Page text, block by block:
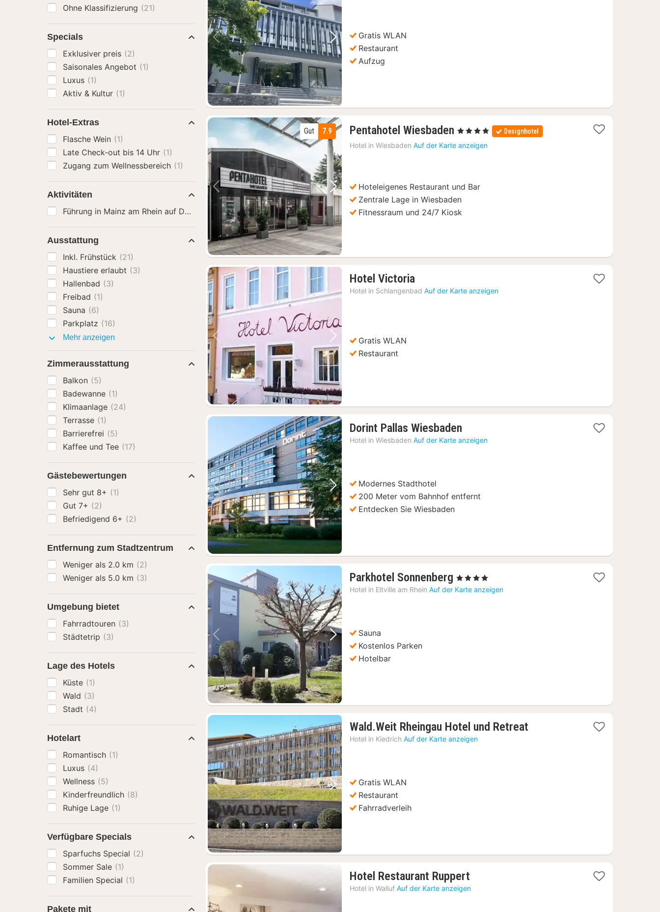
Vorheriges Bild Nächstes Bild
Gratis WLAN
Restaurant
Aufzug
Vorheriges Bild Nächstes Bild
7.9
Gut Pentahotel Wiesbaden 1
Nacht
ab
, 4 Sterne Designhotel
Hotel in Wiesbaden Auf der Karte anzeigen
Hoteleigenes Restaurant und Bar
Zentrale Lage in Wiesbaden
Fitnessraum und 24/7 Kiosk
Vorheriges Bild Nächstes Bild
Hotel Victoria
Nacht
Hotel in Schlangenbad Auf der Karte anzeigen
Gratis WLAN
Restaurant
Vorheriges Bild Nächstes Bild
Dorint Pallas Wiesbaden
Nacht
Hotel in Wiesbaden Auf der Karte anzeigen
Modernes Stadthotel
200 Meter vom Bahnhof entfernt
Entdecken Sie Wiesbaden
Vorheriges Bild Nächstes Bild
Parkhotel Sonnenberg 2
Nächte
, 4 Sterne
Hotel in Eltville am Rhein Auf der Karte anzeigen
Sauna
Kostenlos Parken
Hotelbar
Vorheriges Bild Nächstes Bild
Wald.Weit Rheingau Hotel und Retreat
Hotel in Kiedrich Auf der Karte anzeigen
Gratis WLAN
Restaurant
Fahrradverleih
Hotel Restaurant Ruppert
Nacht
Hotel in Walluf Auf der Karte anzeigen
Ohne Klassifizierung (21)
Specials
Exklusiver preis (2)
Saisonales Angebot (1)
Luxus (1)
Aktiv & Kultur (1)
Hotel-Extras
Flasche Wein (1)
Late Check-out bis 14 Uhr (1)
Zugang zum Wellnessbereich (1)
Aktivitäten
Führung in Mainz am Rhein auf Deutsch und Englisch(24)
Ausstattung
Inkl. Frühstück (21)
Haustiere erlaubt (3)
Hallenbad (3)
Freibad (1)
Sauna (6)
Parkplatz (16)
Mehr anzeigen
Zimmerausstattung
Balkon (5)
Badewanne (1)
Klimaanlage (24)
Terrasse (1)
Barrierefrei (5)
Kaffee und Tee (17)
Gästebewertungen
Sehr gut 8+ (1)
Gut 7+ (2)
Befriedigend 6+ (2)
Entfernung zum Stadtzentrum
Weniger als 2.0 km (2)
Weniger als 5.0 km (3)
Umgebung bietet
Fahrradtouren (3)
Städtetrip (3)
Lage des Hotels
Küste (1)
Wald (3)
Stadt (4)
Hotelart
Romantisch (1)
Luxus (4)
Wellness (5)
Kinderfreundlich (8)
Ruhige Lage (1)
Verfügbare Specials
Sparfuchs Special (2)
Sommer Sale (1)
Familien Special (1)
Pakete mit